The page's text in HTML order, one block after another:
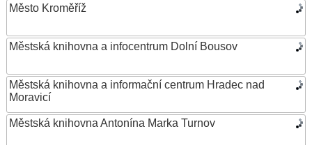
Město Kroměříž
Městská knihovna a infocentrum Dolní Bousov
Městská knihovna a informační centrum Hradec nad
Moravicí
Městská knihovna Antonína Marka Turnov